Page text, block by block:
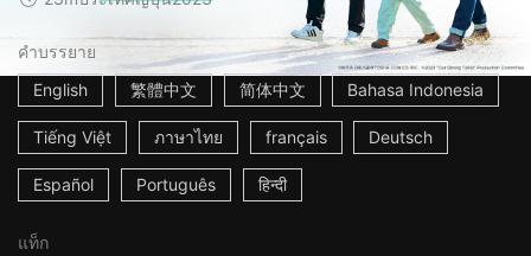
คำบรรยาย
English
繁體中文 简体中文 Bahasa Indonesia
Tiếng Việt ภาษาไทย français Deutsch
Español Português हिन्दी
แท็ก